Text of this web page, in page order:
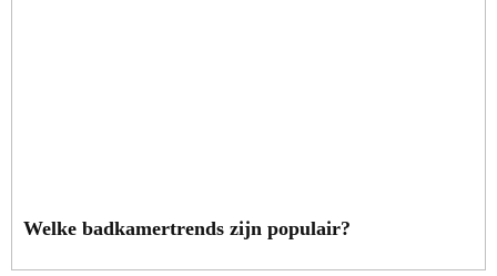
Welke badkamertrends zijn populair?